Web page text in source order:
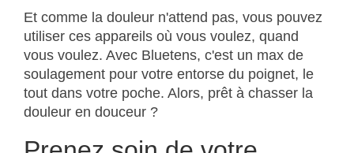
Et comme la douleur n'attend pas, vous pouvez
utiliser ces appareils où vous voulez, quand
vous voulez. Avec Bluetens, c'est un max de
soulagement pour votre entorse du poignet, le
tout dans votre poche. Alors, prêt à chasser la
douleur en douceur ?